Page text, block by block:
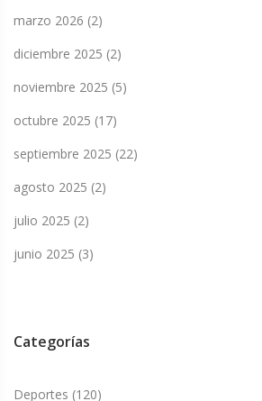
marzo 2026 (2)
diciembre 2025 (2)
noviembre 2025 (5)
octubre 2025 (17)
septiembre 2025 (22)
agosto 2025 (2)
julio 2025 (2)
junio 2025 (3)
Categorías
Deportes (120)